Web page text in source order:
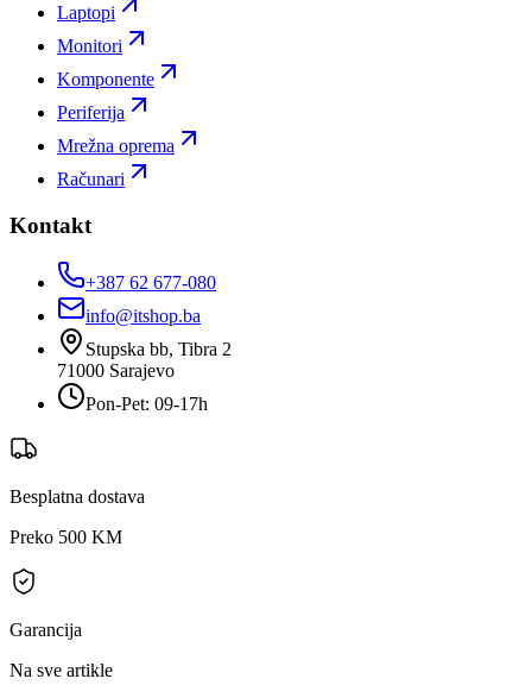
Laptopi
Monitori
Komponente
Periferija
Mrežna oprema
Računari
Kontakt
+387 62 677-080
info@itshop.ba
Stupska bb, Tibra 2
71000 Sarajevo
Pon-Pet: 09-17h
Besplatna dostava
Preko 500 KM
Garancija
Na sve artikle